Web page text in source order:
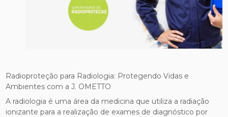
Radioproteção para Radiologia: Protegendo Vidas e
Ambientes com a J. OMETTO
A radiologia é uma área da medicina que utiliza a radiação
ionizante para a realização de exames de diagnóstico por